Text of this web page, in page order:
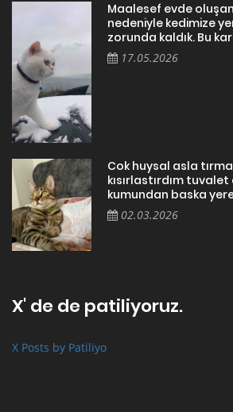
Maalesef evde
nedeniyle kedimize
zorunda kaldık. Bu
17.05.2026
Cok huysal asla
kısırlastırdım
kumundan baska
02.03.2026
X' de de patiliyoruz.
X Posts by Patiliyo